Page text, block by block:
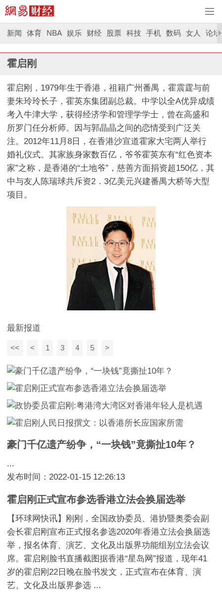
新闻 体育 NBA 娱乐 财经 股票 科技 手机 数码 女人 论坛
霍启刚
霍启刚，1979年生于香港，祖籍广州番禺，霍震霆与前
妻朱玲玲长子，霍英东集团副总裁。中学以全A优异成绩
考入牛津大学，获得经济学和管理学学士，曾在高盛和
所罗门任分析师。因与郭晶晶之间的恋情受到广泛关
注。2012年11月8日，在香港沙宣道霍家大宅两人举行
婚礼仪式。其家族身家数百亿，爷爷霍英东有“红色资本
家”之称，是香港的“土地爷”，慈善方面捐资超150亿，其
中与友人陈瑞球共斥资2．3亿美元兴建番禺大桥等大型
项目。
最新报道
<< < 1 3 4 5 >
豪门千亿遗产纷争，“一块钱”竟撕扯10年？
...
发布时间：2022-01-15 12:26:13
霍启刚正式宣布参选香港立法会换届选举
【环球网快讯】刚刚，全国政协委员、港协暨奥委会副
会长霍启刚宣布正式报名参选2020年香港立法会换届选
举，报名体育、演艺、文化及出版界功能组别立法会议
席。霍启刚脸书直播截图据香港“星岛网”报道，现年41
岁的霍启刚22日晚在脸书发文，正式宣布在体育、演
艺、文化及出版界参选 ...